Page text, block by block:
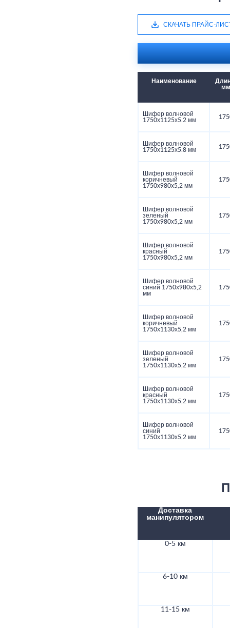
СКАЧАТЬ ПРАЙС-
Наименование
мм
Шифер волновой
1750х1125х5.2 мм
Шифер волновой
1750х1125х5.8 мм
Шифер волновой
коричневый
1750х980х5,2 мм
Шифер волновой
зеленый
1750х980х5,2 мм
Шифер волновой
красный
1750х980х5,2 мм
Шифер волновой
синий 1750х980х5,2
мм
Шифер волновой
коричневый
1750х1130х5,2 мм
Шифер волновой
зеленый
1750х1130х5,2 мм
Шифер волновой
красный
1750х1130х5,2 мм
Шифер волновой
синий
1750х1130х5,2 мм
Доставка
манипулятором
0-5 км
6-10 км
11-15 км